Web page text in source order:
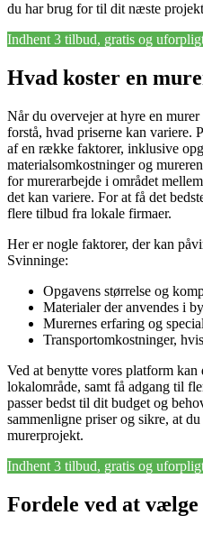
du har brug for til dit næste
Indhent 3 tilbud, gratis og
Hvad koster en
Når du overvejer at hyre en
forstå, hvad priserne kan variere.
af en række faktorer, inklusive
materialsomkostninger og
for murerarbejde i området
det kan variere. For at få det
flere tilbud fra lokale firmaer.
Her er nogle faktorer, der kan
Svinninge:
Opgavens størrelse og
Materialer der anvendes i
Murernes erfaring og
Transportomkostninger,
Ved at benytte vores platform
lokalområde, samt få adgang til
passer bedst til dit budget og
sammenligne priser og sikre, at
murerprojekt.
Indhent 3 tilbud, gratis og
Fordele ved at